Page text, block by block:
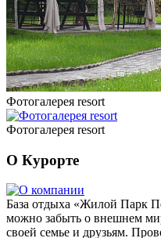
Фотогалерея resort
Фотогалерея resort
О Курорте
База отдыха «Жилой Парк
можно забыть о внешнем
своей семье и друзьям.